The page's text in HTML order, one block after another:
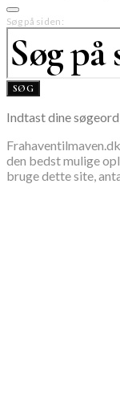
Søg på siden:
SØG
Indtast dine
den bedst mulige
bruge dette site,